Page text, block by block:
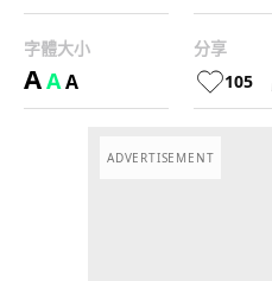
字體大小
AAA
分享
105
ADVERTISEMENT